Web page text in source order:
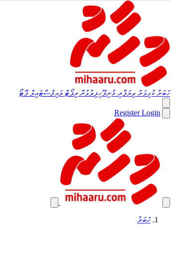
ހަބަރުކުޅިވަރު ވިޔަފާރި މުނިފޫހިފިލުވުންރިޕޯޓް ލައިފްސްޓައިލް ފޮޓޯ
RegisterLogin
ޚަބަރު